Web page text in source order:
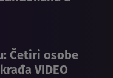
Četiri osobe
VIDEO